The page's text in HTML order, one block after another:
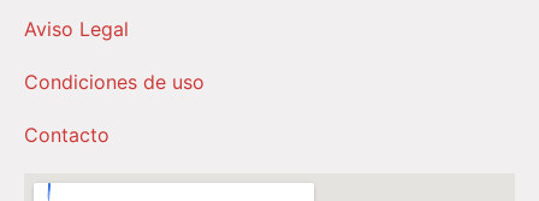
Aviso Legal
Condiciones de uso
Contacto